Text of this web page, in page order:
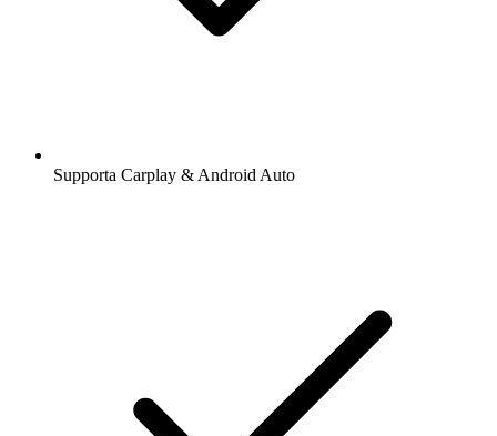
Supporta Carplay & Android Auto